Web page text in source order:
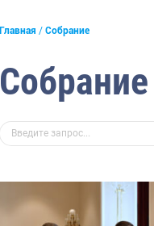
Главная Собрание
Собрание